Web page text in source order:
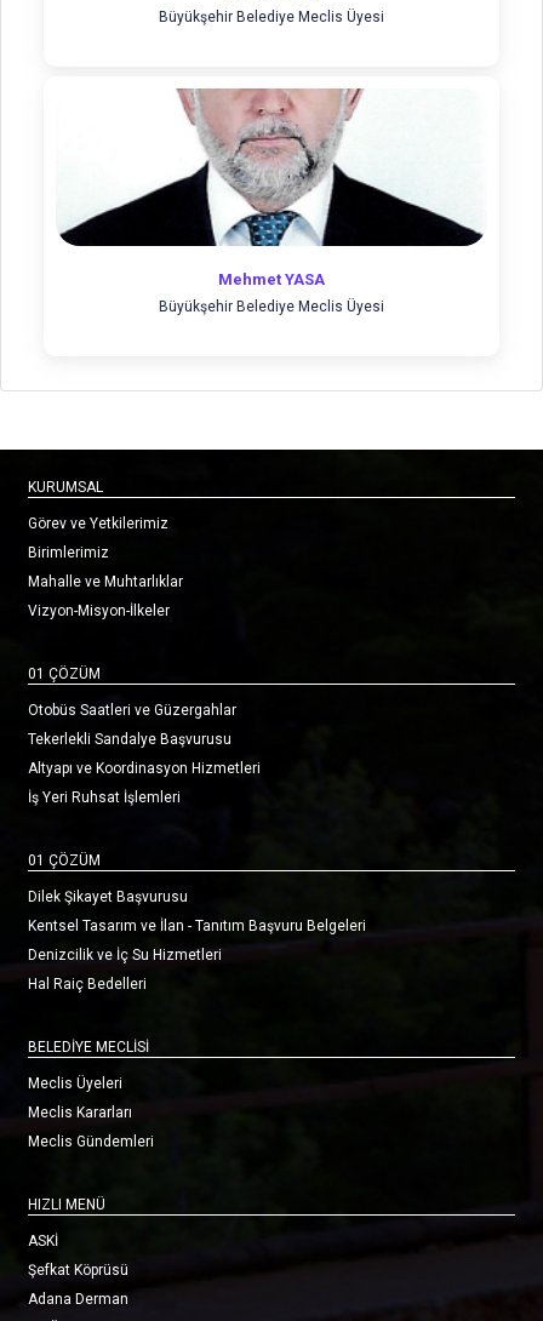
Büyükşehir Belediye Meclis Üyesi
Mehmet YASA
Büyükşehir Belediye Meclis Üyesi
KURUMSAL
Görev ve Yetkilerimiz
Birimlerimiz
Mahalle ve Muhtarlıklar
Vizyon-Misyon-İlkeler
01 ÇÖZÜM
Otobüs Saatleri ve Güzergahlar
Tekerlekli Sandalye Başvurusu
Altyapı ve Koordinasyon Hizmetleri
İş Yeri Ruhsat İşlemleri
01 ÇÖZÜM
Dilek Şikayet Başvurusu
Kentsel Tasarım ve İlan - Tanıtım Başvuru Belgeleri
Denizcilik ve İç Su Hizmetleri
Hal Raiç Bedelleri
BELEDİYE MECLİSİ
Meclis Üyeleri
Meclis Kararları
Meclis Gündemleri
HIZLI MENÜ
ASKİ
Şefkat Köprüsü
Adana Derman